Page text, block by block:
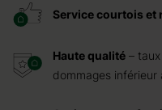
Service courtois et
Haute qualité –
dommages inférieur